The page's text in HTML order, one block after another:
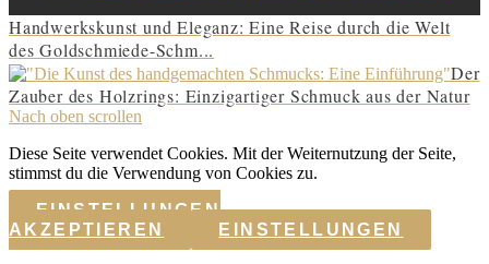
Handwerkskunst und Eleganz: Eine Reise durch die Welt
des Goldschmiede-Schm...
Der
Zauber des Holzrings: Einzigartiger Schmuck aus der Natur
Nach oben scrollen
Diese Seite verwendet Cookies. Mit der Weiternutzung der Seite,
stimmst du die Verwendung von Cookies zu.
EINSTELLUNGEN
AKZEPTIEREN
EINSTELLUNGEN